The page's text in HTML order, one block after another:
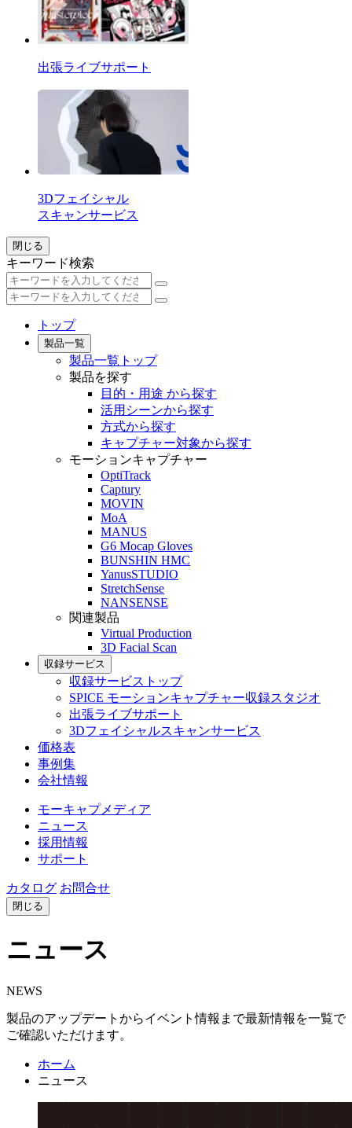
出張ライブサポート
3Dフェイシャル
スキャンサービス
閉じる
キーワード検索
トップ
製品一覧
製品一覧トップ
製品を探す
目的・用途 から探す
活用シーンから探す
方式から探す
キャプチャー対象から探す
モーションキャプチャー
OptiTrack
Captury
MOVIN
MoA
MANUS
G6 Mocap Gloves
BUNSHIN HMC
YanusSTUDIO
StretchSense
NANSENSE
関連製品
Virtual Production
3D Facial Scan
収録サービス
収録サービストップ
SPICE モーションキャプチャー収録スタジオ
出張ライブサポート
3Dフェイシャルスキャンサービス
価格表
事例集
会社情報
モーキャプメディア
ニュース
採用情報
サポート
カタログ お問合せ
閉じる
ニュース
NEWS
製品のアップデートからイベント情報まで最新情報を一覧で
ご確認いただけます。
ホーム
ニュース